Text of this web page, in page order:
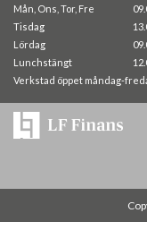
Mån, Ons, Tor, Fre
Tisdag
Lördag
Lunchstängt
Verkstad öppet måndag-